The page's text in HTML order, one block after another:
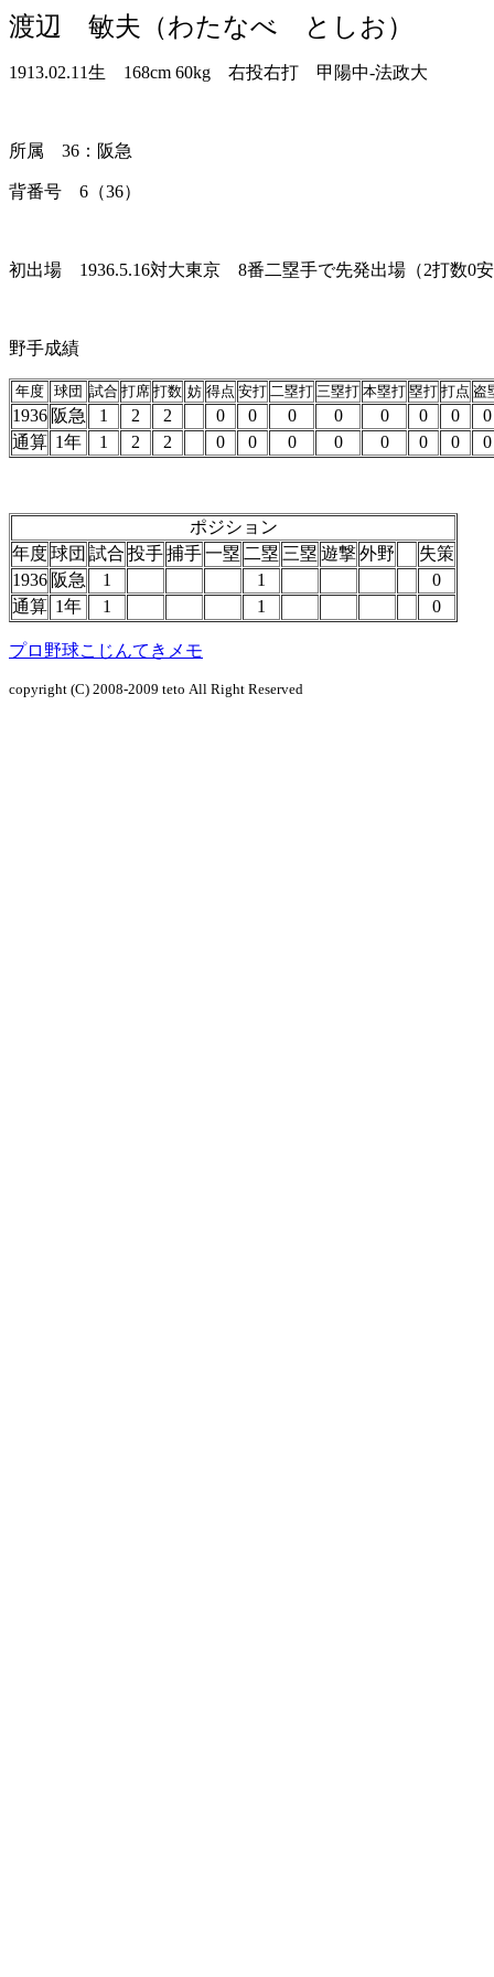
渡辺 敏夫（わたなべ としお）
1913.02.11生 168cm 60kg 右投右打 甲陽中-法政大
所属 36：阪急
背番号 6（36）
初出場 1936.5.16対大東京 8番二塁手で先発出場（2打数0
野手成績
年度 球団 試合 打席 打数 妨 得点 安打 二塁打 三塁打 本塁打 塁打 打点 盗
1936 阪急 1 2 2 0 0 0 0 0 0 0
0
通算 1年 1 2 2 0 0 0 0 0 0 0 0
ポジション
年度球団 試合 投手捕手一塁 二塁 三塁 遊撃外野
失策
1936 阪急 1 1
0
通算 1年 1 1 0
プロ野球こじんてきメモ
copyright (C) 2008-2009 teto All Right Reserved